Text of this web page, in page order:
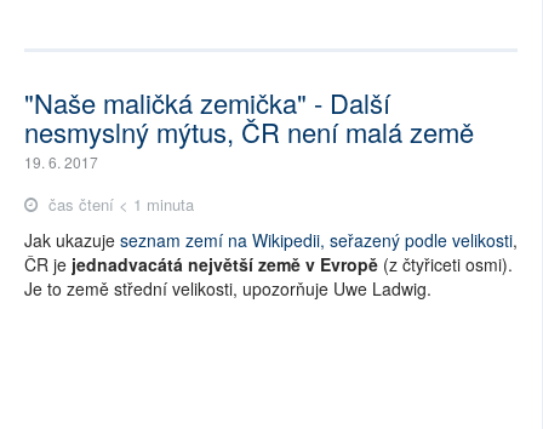
"Naše maličká zemička" - Další
nesmyslný mýtus, ČR není malá země
19. 6. 2017
čas čtení < 1 minuta
Jak ukazuje seznam zemí na Wikipedii, seřazený podle velikosti,
ČR je jednadvacátá největší země v Evropě (z čtyřiceti osmi).
Je to země střední velikosti, upozorňuje Uwe Ladwig.